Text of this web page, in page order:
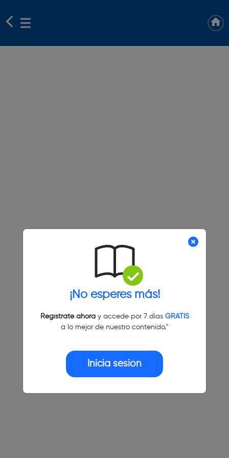
¡No esperes más!
Regístrate ahoray accede por 7 días GRATIS
a lo mejor de nuestro contenido."
Inicia sesión